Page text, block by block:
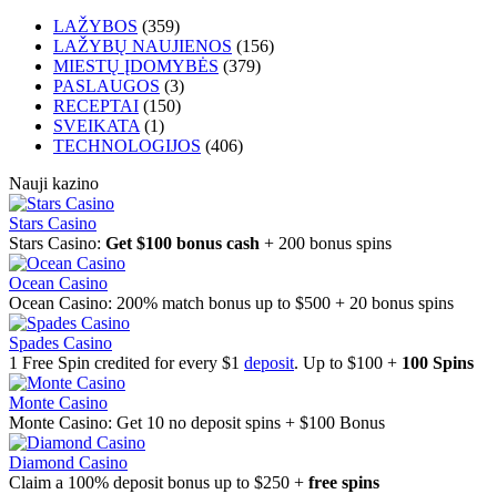
LAŽYBOS (359)
LAŽYBŲ NAUJIENOS (156)
MIESTŲ ĮDOMYBĖS (379)
PASLAUGOS (3)
RECEPTAI (150)
SVEIKATA (1)
TECHNOLOGIJOS (406)
Nauji kazino
Stars Casino
Stars Casino: Get $100 bonus cash + 200 bonus spins
Ocean Casino
Ocean Casino: 200% match bonus up to $500 + 20 bonus spins
Spades Casino
1 Free Spin credited for every $1 deposit. Up to $100 + 100 Spins
Monte Casino
Monte Casino: Get 10 no deposit spins + $100 Bonus
Diamond Casino
Claim a 100% deposit bonus up to $250 + free spins